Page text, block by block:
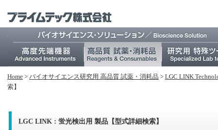
Home > バイオサイエンス研究⽤ 高品質 試薬・消耗品 > LGC LINK
索】
LGC LINK : 蛍光検出用 製品【型式詳細検索】